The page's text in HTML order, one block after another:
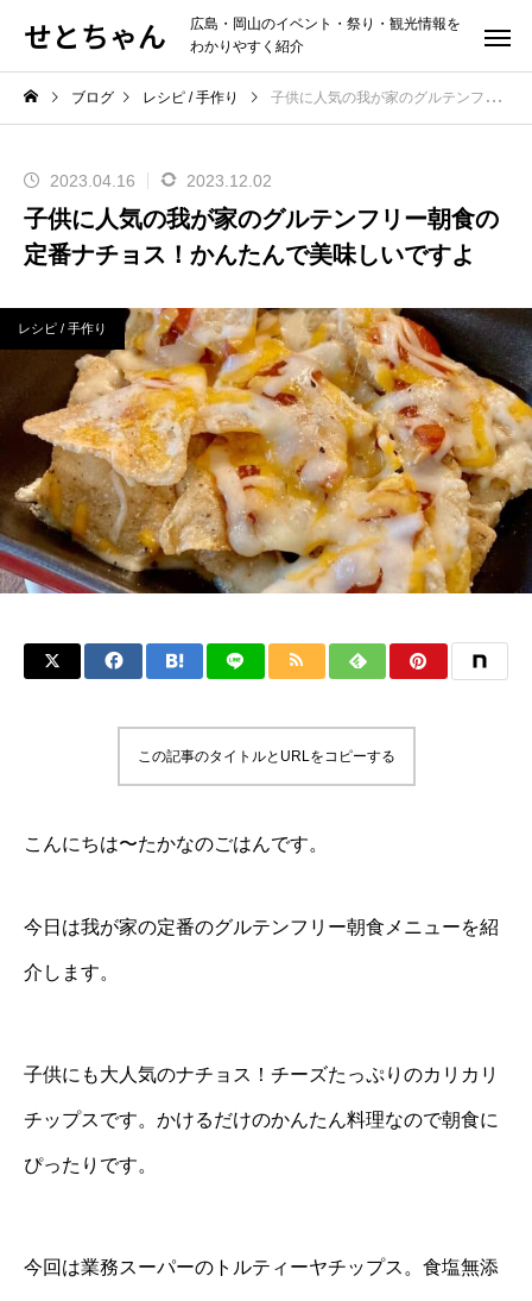
せとちゃん
広島・岡山のイベント・祭り・観光情報を
わかりやすく紹介
ブログ レシピ / 手作り 子供に人気の我が家のグルテンフリー朝食の定番ナチョス！かんたんで美味しいですよ
2023.04.16 2023.12.02
子供に人気の我が家のグルテンフリー朝食の
定番ナチョス！かんたんで美味しいですよ
レシピ / 手作り
この記事のタイトルとURLをコピーする
こんにちは〜たかなのごはんです。
今日は我が家の定番のグルテンフリー朝食メニューを紹
介します。
子供にも大人気のナチョス！チーズたっぷりのカリカリ
チップスです。かけるだけのかんたん料理なので朝食に
ぴったりです。
今回は業務スーパーのトルティーヤチップス。食塩無添